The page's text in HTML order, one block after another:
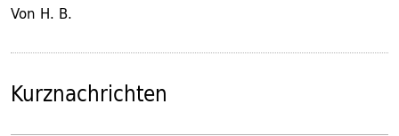
Von H. B.
Kurznachrichten